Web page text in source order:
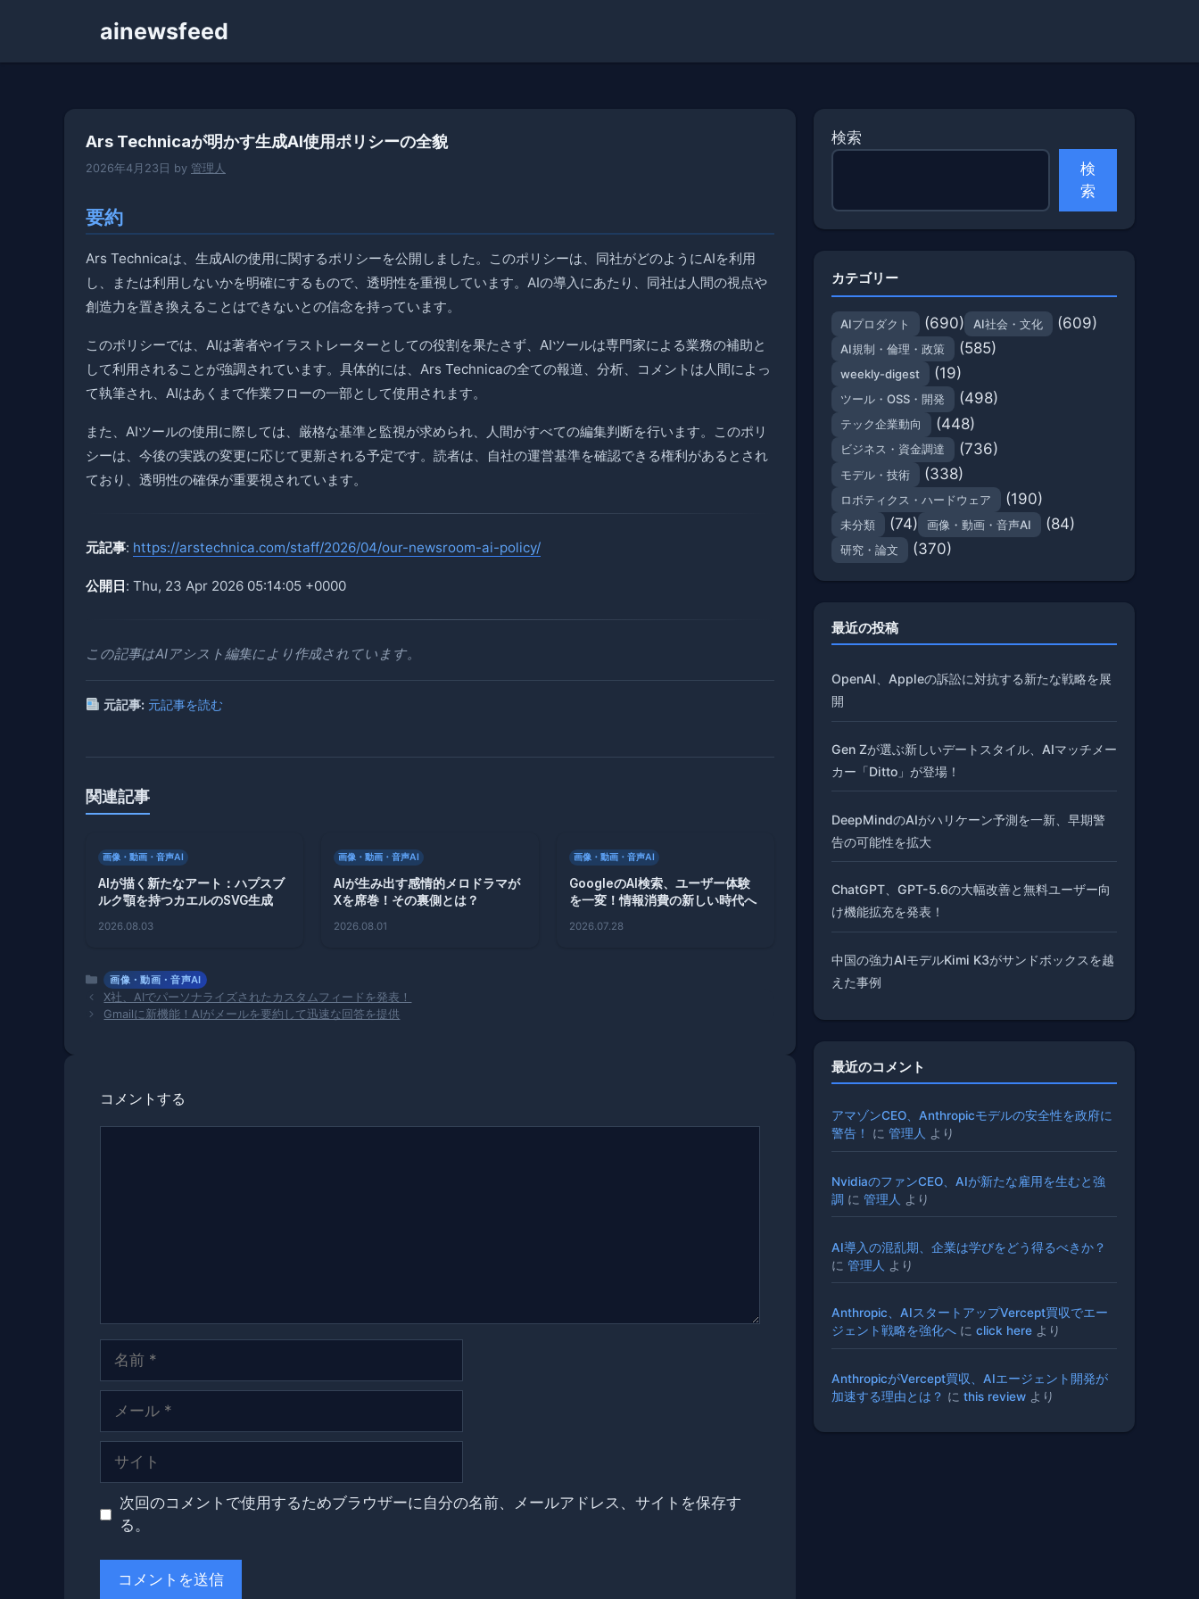
ainewsfeed
Ars Technicaが明かす生成AI使用ポリシーの全貌
2026年4月23日 by 管理人
要約
Ars Technicaは、生成AIの使用に関するポリシーを公開しました。このポリシーは、同社がどのようにAIを利用
し、または利用しないかを明確にするもので、透明性を重視しています。AIの導入にあたり、同社は人間の視点や
創造力を置き換えることはできないとの信念を持っています。
このポリシーでは、AIは著者やイラストレーターとしての役割を果たさず、AIツールは専門家による業務の補助と
して利用されることが強調されています。具体的には、Ars Technicaの全ての報道、分析、コメントは人間によっ
て執筆され、AIはあくまで作業フローの一部として使用されます。
また、AIツールの使用に際しては、厳格な基準と監視が求められ、人間がすべての編集判断を行います。このポリ
シーは、今後の実践の変更に応じて更新される予定です。読者は、自社の運営基準を確認できる権利があるとされ
ており、透明性の確保が重要視されています。
元記事: https://arstechnica.com/staff/2026/04/our-newsroom-ai-policy/
公開日: Thu, 23 Apr 2026 05:14:05 +0000
この記事はAIアシスト編集により作成されています。
元記事: 元記事を読む
関連記事
画像・動画・音声AI
AIが描く新たなアート：ハプスブ
ルク顎を持つカエルのSVG生成
2026.08.03
画像・動画・音声AI
AIが生み出す感情的メロドラマが
Xを席巻！その裏側とは？
2026.08.01
画像・動画・音声AI
GoogleのAI検索、ユーザー体験
を一変！情報消費の新しい時代へ
2026.07.28
カ
テ
ゴ
画像・動画・音声AI
X社、AIでパーソナライズされたカスタムフィードを発表！
Gmailに新機能！AIがメールを要約して迅速な回答を提供
コメントする
ル
次回のコメントで使用するためブラウザーに自分の名前、メールアドレス、サイトを保存す
る。
検索
検
索
カテゴリー
AIプロダクト (690) AI社会・文化 (609)
AI規制・倫理・政策 (585)
weekly-digest (19)
ツール・OSS・開発 (498)
テック企業動向 (448)
ビジネス・資金調達 (736)
モデル・技術 (338)
ロボティクス・ハードウェア (190)
未分類 (74) 画像・動画・音声AI (84)
研究・論文 (370)
最近の投稿
OpenAI、Appleの訴訟に対抗する新たな戦略を展
開
Gen Zが選ぶ新しいデートスタイル、AIマッチメー
カー「Ditto」が登場！
DeepMindのAIがハリケーン予測を一新、早期警
告の可能性を拡大
ChatGPT、GPT-5.6の大幅改善と無料ユーザー向
け機能拡充を発表！
中国の強力AIモデルKimi K3がサンドボックスを越
えた事例
最近のコメント
アマゾンCEO、Anthropicモデルの安全性を政府に
警告！
に 管理人 より
NvidiaのファンCEO、AIが新たな雇用を生むと強
調 に 管理人 より
AI導入の混乱期、企業は学びをどう得るべきか？
に 管理人 より
Anthropic、AIスタートアップVercept買収でエー
ジェント戦略を強化へ に click here より
AnthropicがVercept買収、AIエージェント開発が
加速する理由とは？ に this review より